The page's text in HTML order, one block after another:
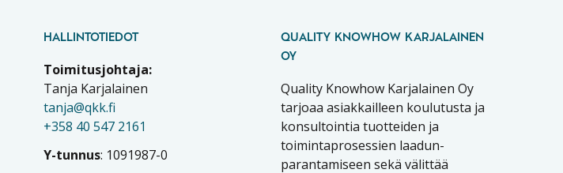
HALLINTOTIEDOT
Toimitusjohtaja:
Tanja Karjalainen
tanja@qkk.fi
+358 40 547 2161
Y-tunnus: 1091987-0
QUALITY KNOWHOW KARJALAINEN
OY
Quality Knowhow Karjalainen Oy
tarjoaa asiakkailleen koulutusta ja
konsultointia tuotteiden ja
toimintaprosessien laadun-
parantamiseen sekä välittää